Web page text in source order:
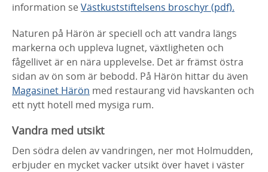
information seVästkuststiftelsens broschyr (pdf).
Naturen på Härön är speciell och att vandra längs
markerna och uppleva lugnet, växtligheten och
fågellivet är en nära upplevelse. Det är främst östra
sidan av ön som är bebodd. På Härön hittar du även
Magasinet Härön med restaurang vid havskanten och
ett nytt hotell med mysiga rum.
Vandra med utsikt
Den södra delen av vandringen, ner mot Holmudden,
erbjuder en mycket vacker utsikt över havet i väster